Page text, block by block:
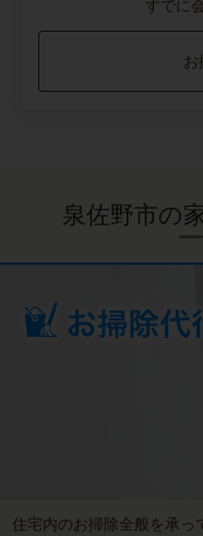
すでに
お
泉佐野市の
住宅内のお掃除全般を承っ